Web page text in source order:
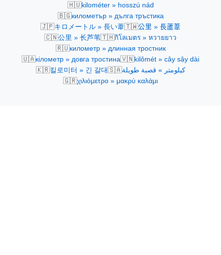
🇭🇺kilométer » hosszú nád
🇧🇬километър » дълга тръстика
🇯🇵キロメートル » 長い葦🇹🇼公里 » 長蘆葦
🇨🇳公里 » 长芦苇🇹🇭กิโลเมตร » หวายยาว
🇷🇺километр » длинная тростник
🇺🇦кілометр » довга тростина🇻🇳kilômét » cây sậy dài
🇰🇷킬로미터 » 긴 갈대 🇸🇦كيلومتر » قصبة طويلة
🇬🇷χιλιόμετρο » μακρύ καλάμι